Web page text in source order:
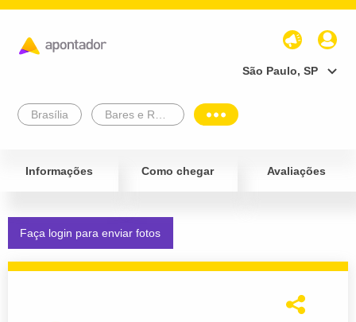
São Paulo, SP
Brasília
Informações Como chegar Avaliações
Faça login para enviar fotos